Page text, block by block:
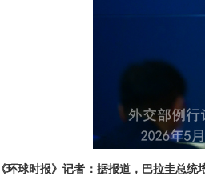
《环球时报》记者：据报道，巴拉圭总